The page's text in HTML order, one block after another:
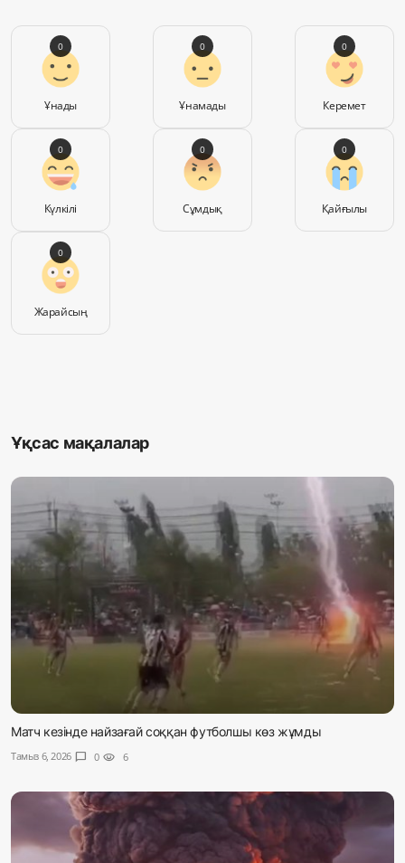
Ұнады
0
Ұнамады
0
Керемет
0
Күлкілі
0
Сұмдық
0
Қайғылы
0
Жарайсың
0
Ұқсас мақалалар
Матч кезінде найзағай соққан футболшы көз жұмды
Тамыз 6, 2026 chat_bubble 0 visibility 6